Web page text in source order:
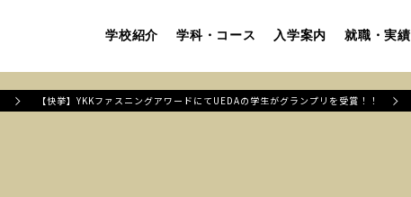
学校紹介 学科・コース 入学案内 就職・実績
【快挙】YKKファスニングアワードにてUEDAの学生がグランプリを受賞！！